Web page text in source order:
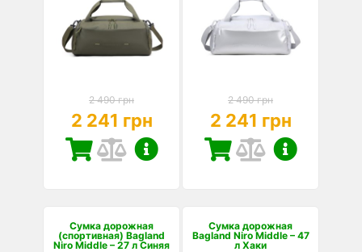
2 490 грн
2 241 грн
2 490 грн
2 241 грн
Сумка дорожная
(спортивная) Bagland
Niro Middle – 27 л Синяя
Сумка дорожная
Bagland Niro Middle – 47
л Хаки